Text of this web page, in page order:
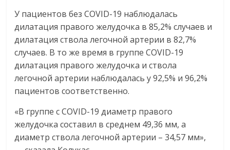
У пациентов без COVID-19 наблюдалась
дилатация правого желудочка в 85,2% случаев и
дилатация ствола легочной артерии в 82,7%
случаев. В то же время в группе COVID-19
дилатация правого желудочка и ствола
легочной артерии наблюдалась у 92,5% и 96,2%
пациентов соответственно.
«В группе с COVID-19 диаметр правого
желудочка составил в среднем 49,36 мм, а
диаметр ствола легочной артерии – 34,57 мм»,